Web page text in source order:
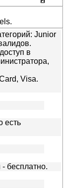
Junior
в
Visa.
есть
бесплатно.